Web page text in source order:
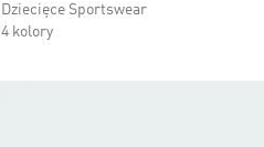
Dziecięce Sportswear
4 kolory